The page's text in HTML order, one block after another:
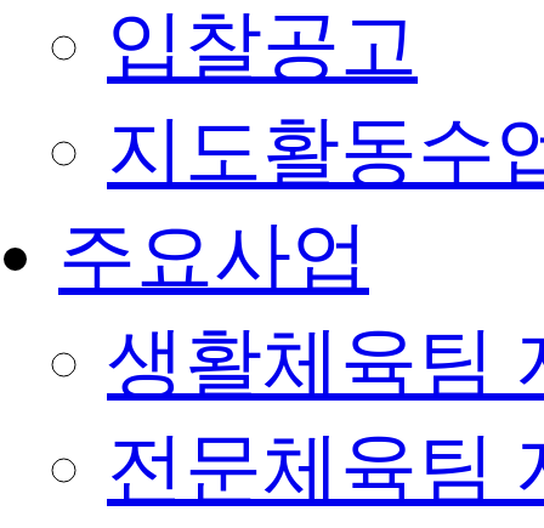
입찰공고
지도활동수
주요사업
생활체육팀
전문체육팀